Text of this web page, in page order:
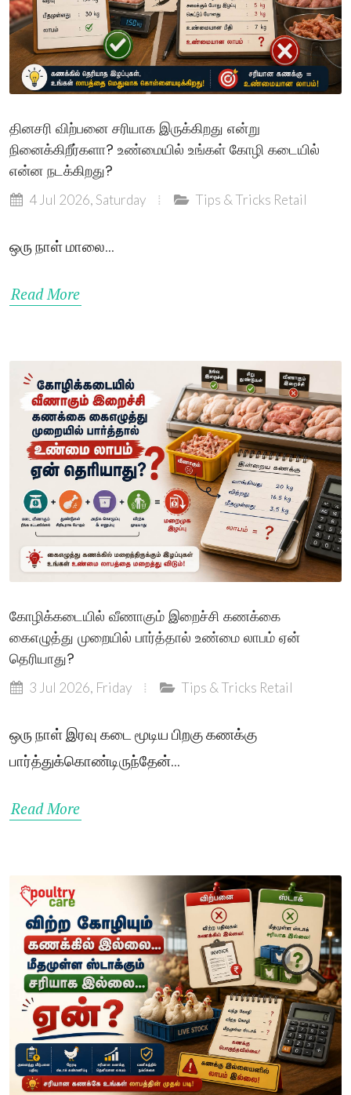
தினசரி விற்பனை சரியாக இருக்கிறது என்று
நினைக்கிறீர்களா? உண்மையில் உங்கள் கோழி கடையில்
என்ன நடக்கிறது?
4 Jul 2026, Saturday Tips & Tricks Retail
ஒரு நாள் மாலை...
Read More
கோழிக்கடையில் வீணாகும் இறைச்சி கணக்கை
கைஎழுத்து முறையில் பார்த்தால் உண்மை லாபம் ஏன்
தெரியாது?
3 Jul 2026, Friday Tips & Tricks Retail
ஒரு நாள் இரவு கடை மூடிய பிறகு கணக்கு
பார்த்துக்கொண்டிருந்தேன்...
Read More